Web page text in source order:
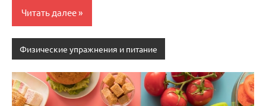
Читать далее
Физические упражнения и питание